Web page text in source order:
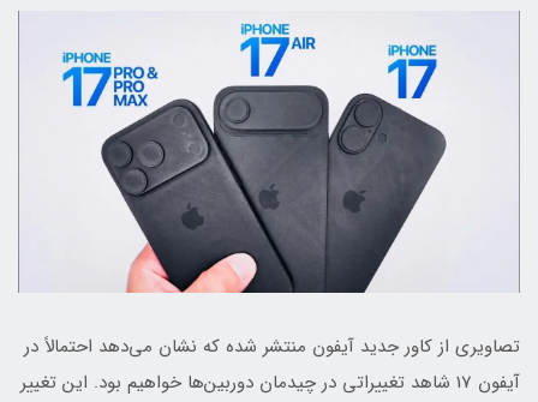
تصاویری از کاور جدید آیفون منتشر شده که نشان می‌دهد احتمالاً در
آیفون 17 شاهد تغییراتی در چیدمان دوربین‌ها خواهیم بود. این تغییر